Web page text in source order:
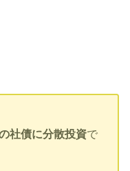
社債に分散投資で